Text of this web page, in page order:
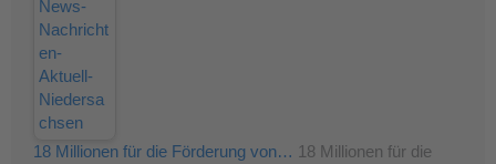
18 Millionen für die Förderung von… 18 Millionen für die